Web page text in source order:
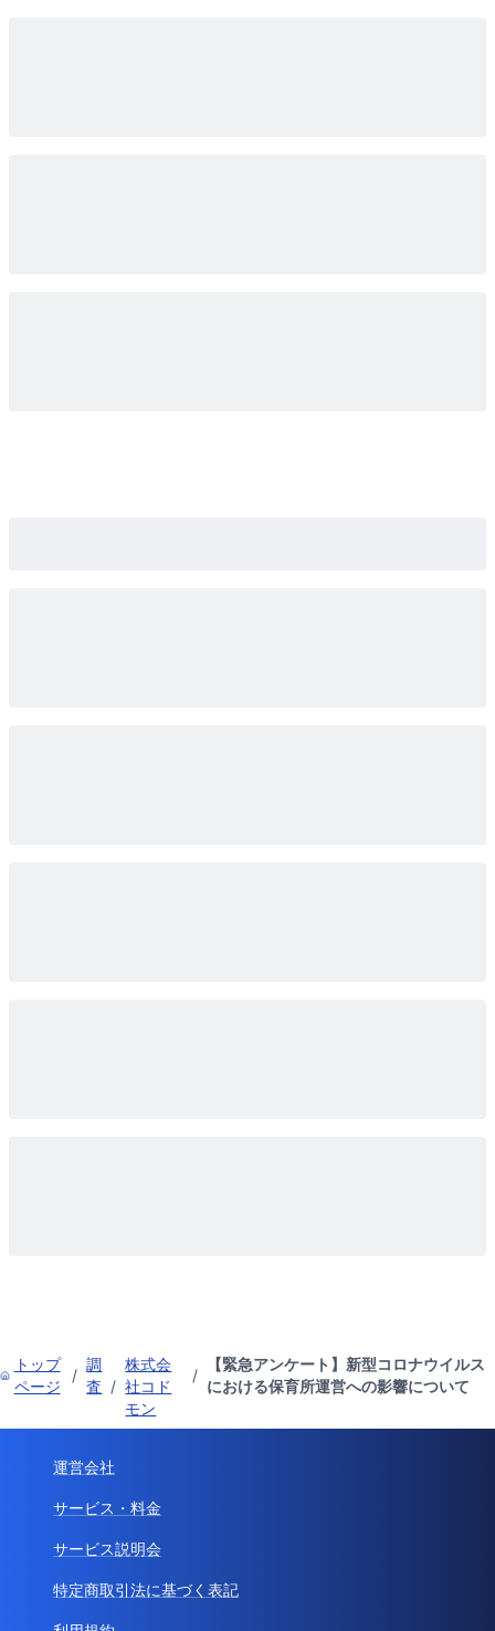
トップ
ページ
/
調
査 /
株式会
社コド
モン
/
【緊急アンケート】新型コロナウイルス
における保育所運営への影響について
運営会社
サービス・料金
サービス説明会
特定商取引法に基づく表記